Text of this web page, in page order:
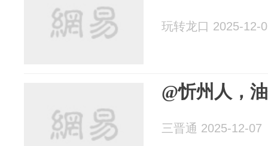
玩转龙口 2025-12-
@忻州人，
三晋通 2025-12-07